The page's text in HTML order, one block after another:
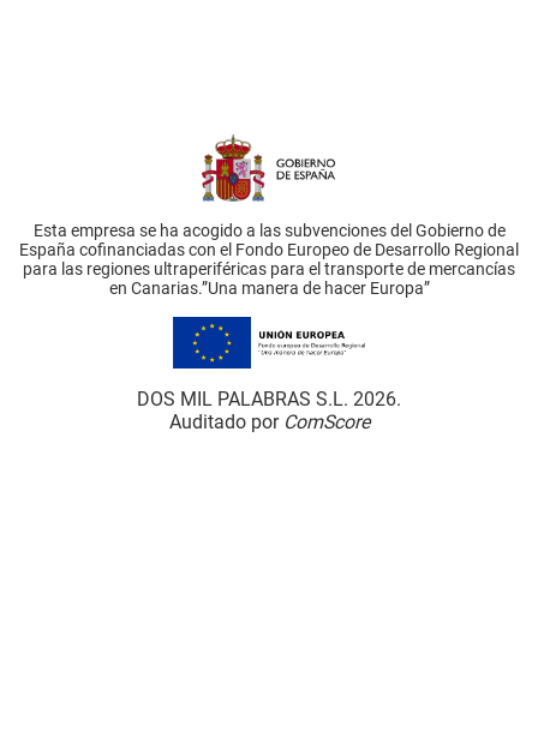
Esta empresa se ha acogido a las subvenciones del Gobierno de
España cofinanciadas con el Fondo Europeo de Desarrollo Regional
para las regiones ultraperiféricas para el transporte de mercancías
en Canarias.”Una manera de hacer Europa”
DOS MIL PALABRAS S.L. 2026.
Auditado por ComScore